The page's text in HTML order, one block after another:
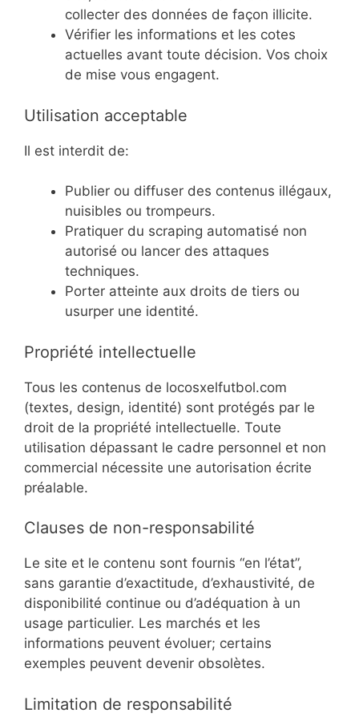
collecter des données de façon illicite.
Vérifier les informations et les cotes
actuelles avant toute décision. Vos choix
de mise vous engagent.
Utilisation acceptable
Il est interdit de:
Publier ou diffuser des contenus illégaux,
nuisibles ou trompeurs.
Pratiquer du scraping automatisé non
autorisé ou lancer des attaques
techniques.
Porter atteinte aux droits de tiers ou
usurper une identité.
Propriété intellectuelle
Tous les contenus de locosxelfutbol.com
(textes, design, identité) sont protégés par le
droit de la propriété intellectuelle. Toute
utilisation dépassant le cadre personnel et non
commercial nécessite une autorisation écrite
préalable.
Clauses de non-responsabilité
Le site et le contenu sont fournis “en l’état”,
sans garantie d’exactitude, d’exhaustivité, de
disponibilité continue ou d’adéquation à un
usage particulier. Les marchés et les
informations peuvent évoluer; certains
exemples peuvent devenir obsolètes.
Limitation de responsabilité